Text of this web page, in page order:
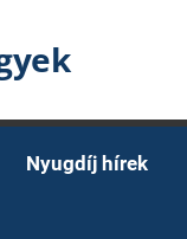
Nyugdíj hírek